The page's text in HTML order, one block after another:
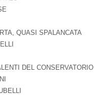
QUASI SPALANCATA
DEL CONSERVATORIO